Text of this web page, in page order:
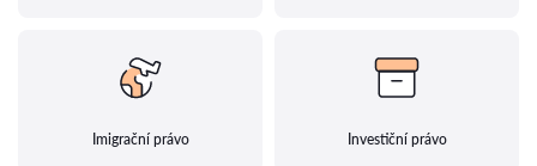
Imigrační právo Investiční právo